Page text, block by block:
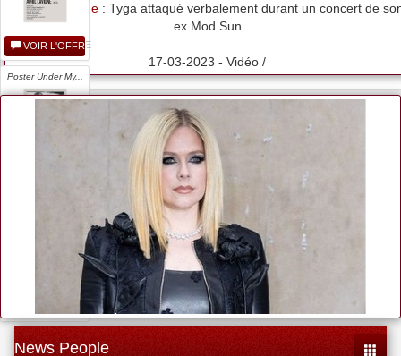
Avril Lavigne : Tyga attaqué verbalement durant un concert de
ex Mod Sun
17-03-2023 - Vidéo /
VOIR L'OFFRE
Poster Under My...
News People